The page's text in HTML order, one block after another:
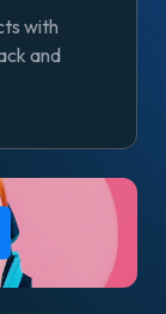
with
and